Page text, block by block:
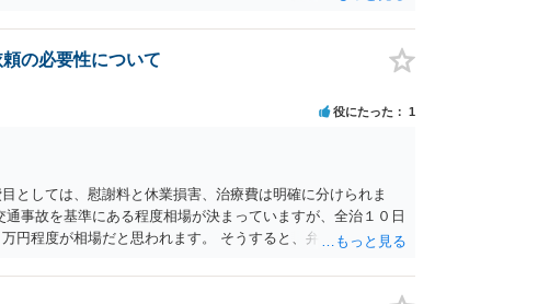
ダーを持参して取り調べ内容を録音することは必須だと考え
の必要性について
役にたった 1
としては、慰謝料と休業損害、治療費は明確に分けられま
事故を基準にある程度相場が決まっていますが、全治１０日
円程度が相場だと思われます。 そうすると、弁護士に依頼し
に刑事手続が終了している以上、相手方に資力がないことが